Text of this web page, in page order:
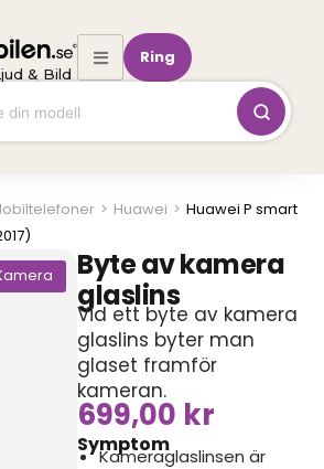
& Bild
Ring
> Huawei > Huawei P smart
Byte av kamera
glaslins
Vid ett byte av kamera
glaslins byter man
glaset framför
kameran.
699,00 kr
Symptom
Kameraglaslinsen är